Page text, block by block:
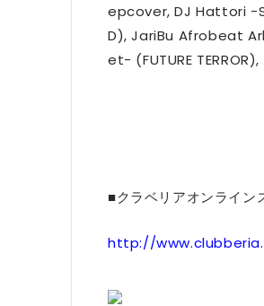
epcover, DJ Hattori -
D), JariBu Afrobeat
et- (FUTURE
■クラベリアオンライン
http://